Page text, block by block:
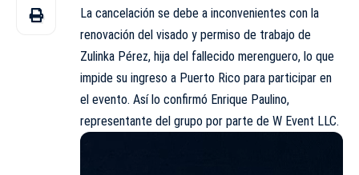
La cancelación se debe a inconvenientes con la
renovación del visado y permiso de trabajo de
Zulinka Pérez, hija del fallecido merenguero, lo que
impide su ingreso a Puerto Rico para participar en
el evento. Así lo confirmó Enrique Paulino,
representante del grupo por parte de W Event LLC.